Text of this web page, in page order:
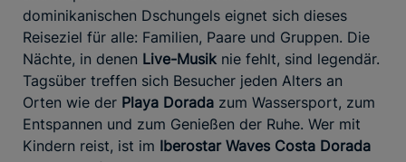
dominikanischen Dschungels eignet sich dieses
Reiseziel für alle: Familien, Paare und Gruppen. Die
Nächte, in denen Live-Musik nie fehlt, sind legendär.
Tagsüber treffen sich Besucher jeden Alters an
Orten wie der Playa Dorada zum Wassersport, zum
Entspannen und zum Genießen der Ruhe. Wer mit
Kindern reist, ist im Iberostar Waves Costa Dorada